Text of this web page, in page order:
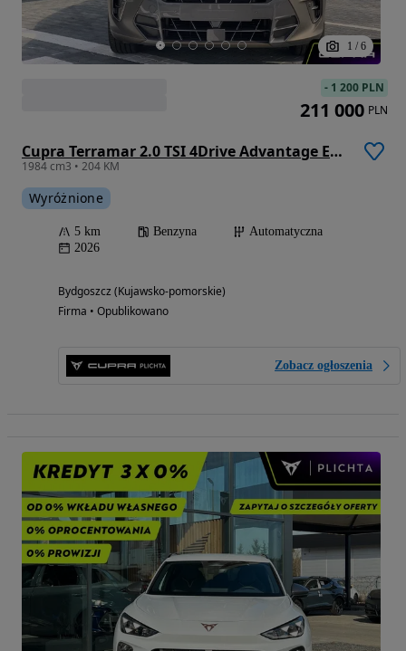
1 / 6
Cupra Terramar 2.0 TSI 4Drive Advantage Edition DSG
1984 cm3 • 204 KM
Wyróżnione
5 km Benzyna
Automatyczna
2026
Bydgoszcz (Kujawsko-pomorskie)
Firma • Opublikowano
Zobacz ogłoszenia
- 1 200 PLN
211 000 PLN